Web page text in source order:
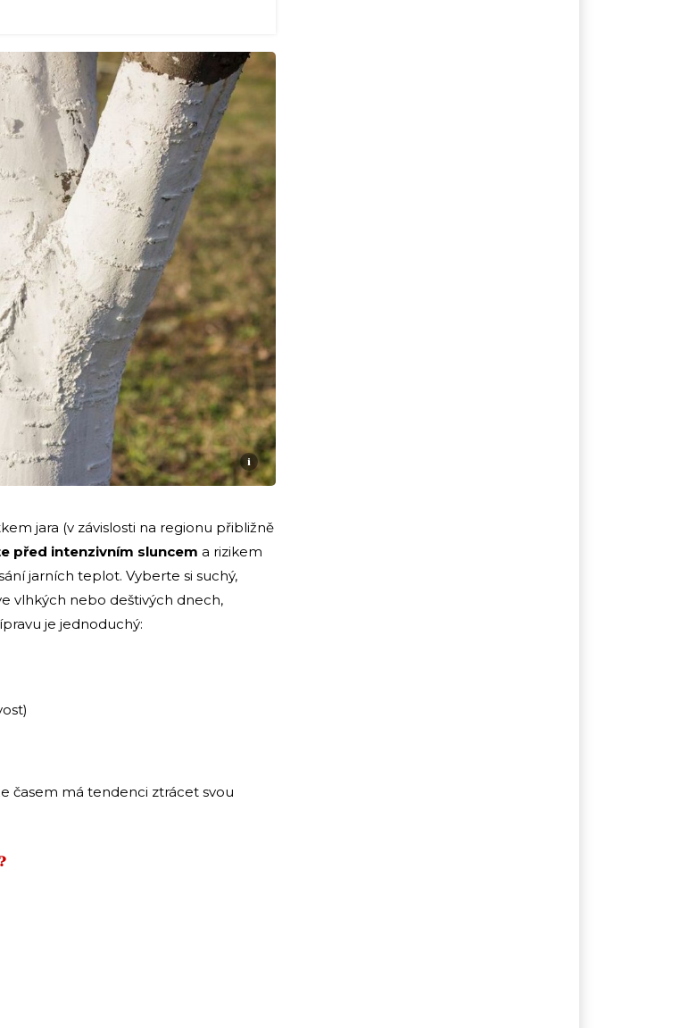
i
jara (v závislosti na regionu přibližně
před intenzivním sluncem a rizikem
jarních teplot. Vyberte si suchý,
vlhkých nebo deštivých dnech,
je jednoduchý:
časem má tendenci ztrácet svou